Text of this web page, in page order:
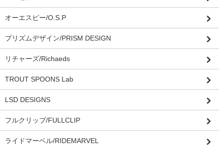
オーエスピー/O.S.P
プリズムデザイン/PRISM DESIGN
リチャーズ/Richaeds
TROUT SPOONS Lab
LSD DESIGNS
フルクリップ/FULLCLIP
ライドマーベル/RIDEMARVEL